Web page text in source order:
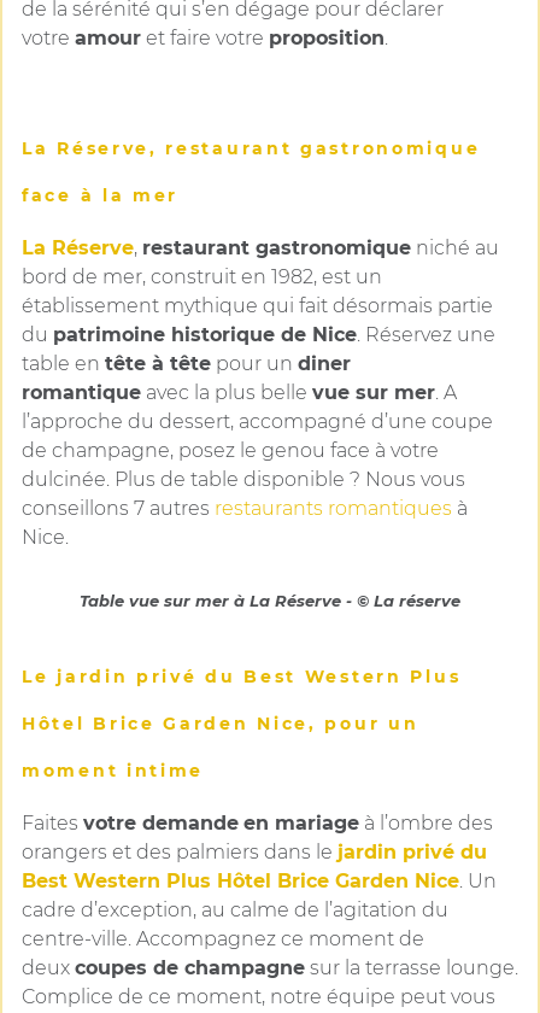
de la sérénité qui s’en dégage pour déclarer
votre amour et faire votre proposition.
La Réserve, restaurant gastronomique
face à la mer
La Réserve, restaurant gastronomique niché au
bord de mer, construit en 1982, est un
établissement mythique qui fait désormais partie
du patrimoine historique de Nice. Réservez une
table en tête à tête pour un diner
romantique avec la plus belle vue sur mer. A
l’approche du dessert, accompagné d’une coupe
de champagne, posez le genou face à votre
dulcinée. Plus de table disponible ? Nous vous
conseillons 7 autres restaurants romantiques à
Nice.
Table vue sur mer à La Réserve - © La réserve
Le jardin privé du Best Western Plus
Hôtel Brice Garden Nice, pour un
moment intime
Faites votre demande en mariage à l’ombre des
orangers et des palmiers dans le jardin privé du
Best Western Plus Hôtel Brice Garden Nice. Un
cadre d’exception, au calme de l’agitation du
centre-ville. Accompagnez ce moment de
deux coupes de champagne sur la terrasse lounge.
Complice de ce moment, notre équipe peut vous